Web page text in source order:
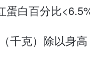
蛋白百分比
（千克）除以身